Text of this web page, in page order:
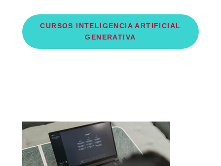
CURSOS INTELIGENCIA ARTIFICIAL
GENERATIVA